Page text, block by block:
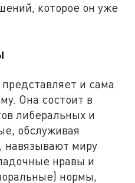
которое он уже
и сама
Она состоит в
либеральных и
обслуживая
навязывают миру
нравы и
нормы,